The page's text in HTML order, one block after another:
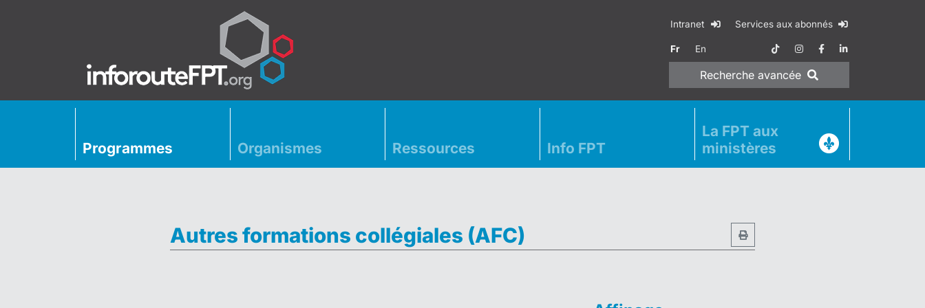
Intranet Services aux abonnés
Fr En
Recherche avancée
Programmes Organismes Ressources Info FPT
La FPT aux
ministères
Autres formations collégiales (AFC)